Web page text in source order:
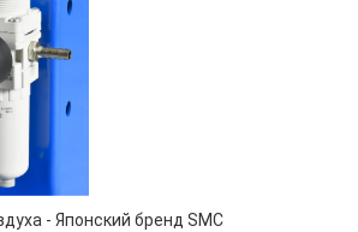
- Японский бренд SMC